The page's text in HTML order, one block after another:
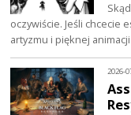
oczywiście. Jeśli chcecie
artyzmu i pięknej
2026-